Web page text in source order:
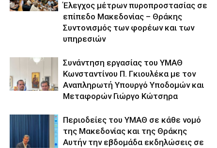
Έλεγχος μέτρων πυροπροστασίας σε
επίπεδο Μακεδονίας – Θράκης
Συντονισμός των φορέων και των
υπηρεσιών
Συνάντηση εργασίας του ΥΜΑΘ
Κωνσταντίνου Π. Γκιουλέκα με τον
Αναπληρωτή Υπουργό Υποδομών και
Μεταφορών Γιώργο Κώτσηρα
Περιοδείες του ΥΜΑΘ σε κάθε νομό
της Μακεδονίας και της Θράκης
Αυτήν την εβδομάδα εκδηλώσεις σε